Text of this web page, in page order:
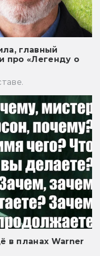
главный
про «Легенду о
в планах Warner